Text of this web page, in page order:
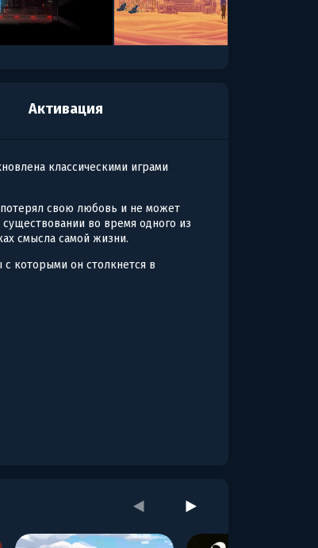
Активация
классическими играми
свою любовь и не может
во время одного из
смысла самой жизни.
которыми он столкнется в